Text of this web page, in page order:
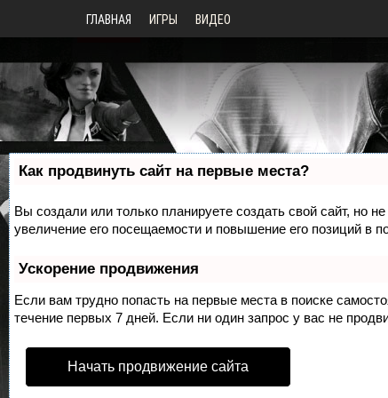
ГЛАВНАЯ ИГРЫ ВИДЕО
Как продвинуть сайт на первые места?
Вы создали или только планируете создать свой сайт, но
увеличение его посещаемости и повышение его позиций в
Ускорение продвижения
Если вам трудно попасть на первые места в поиске
течение первых 7 дней. Если ни один запрос у вас не
Начать продвижение сайта